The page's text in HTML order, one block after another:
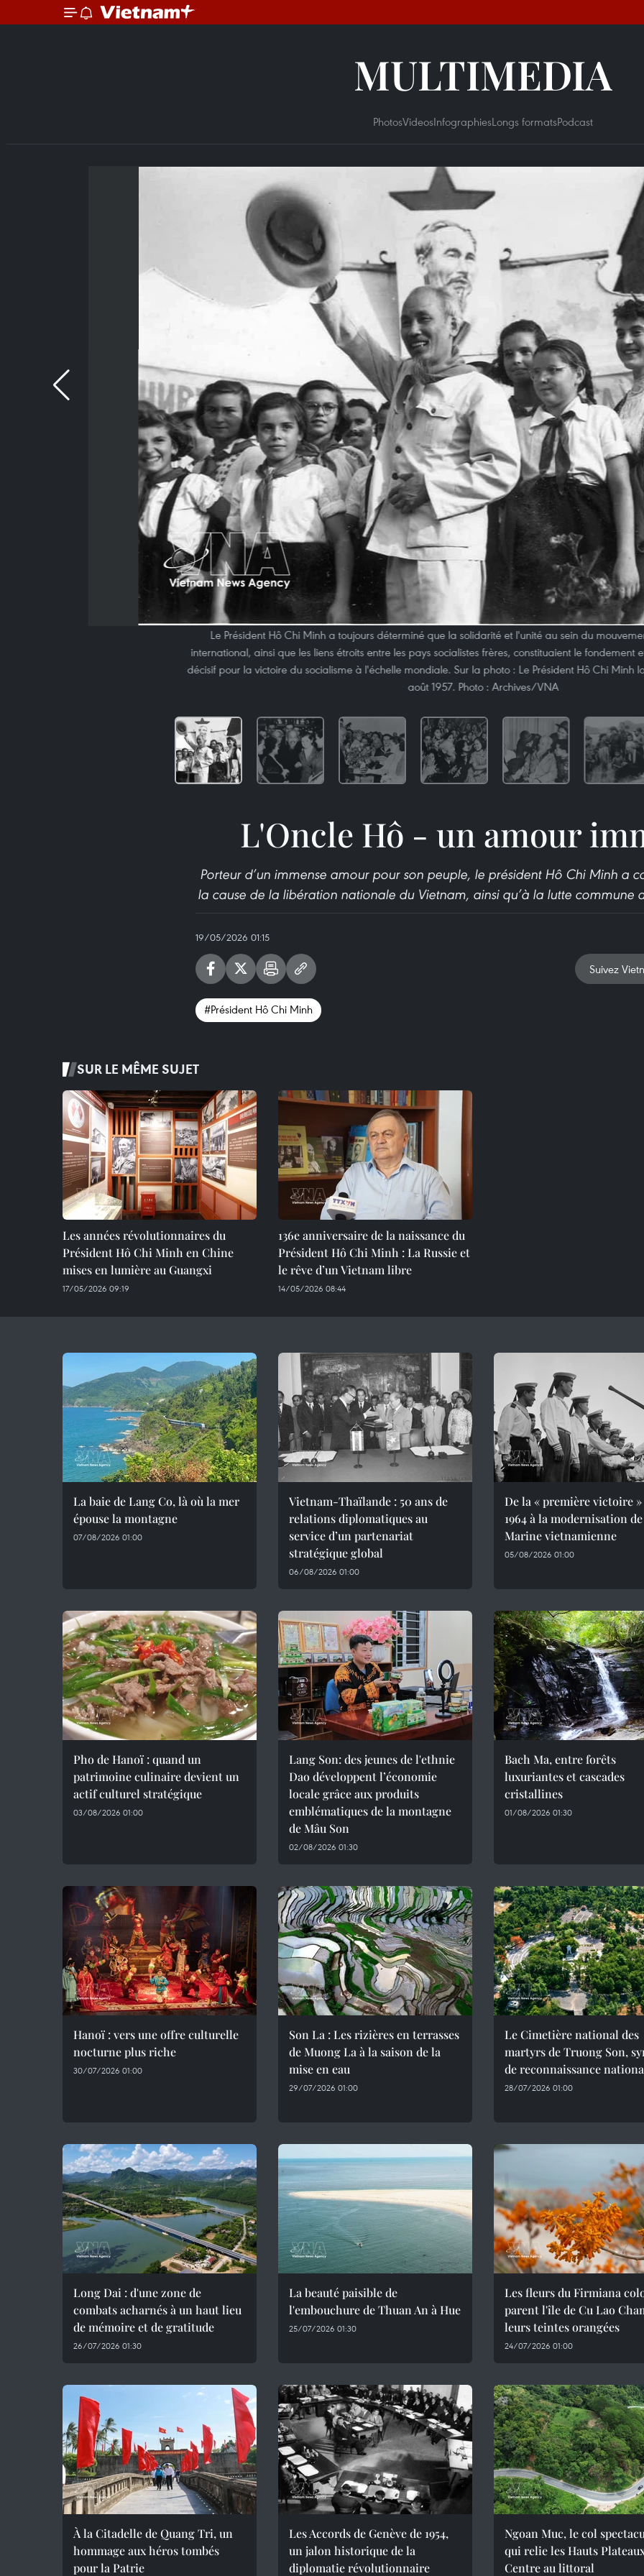
MULTIMEDIA
PhotosVideosInfographiesLongs formatsPodcast
Le Président Hô Chi Minh a toujours déterminé que la solidarité et l'unité au sein du
international, ainsi que les liens étroits entre les pays socialistes frères, constituaient le fondement
décisif pour la victoire du socialisme à l'échelle mondiale. Sur la photo : Le Président Hô Chi Minh
août 1957. Photo : Archives/VNA
L'Oncle Hô - un amour
Porteur d’un immense amour pour son peuple, le président Hô Chi Minh a
la cause de la libération nationale du Vietnam, ainsi qu’à la lutte commune
19/05/2026 01:15
Suivez
#Président Hô Chi Minh
SUR LE MÊME SUJET
Les années révolutionnaires du
Président Hô Chi Minh en Chine
mises en lumière au Guangxi
17/05/2026 09:19
136e anniversaire de la naissance du
Président Hô Chi Minh : La Russie et
le rêve d’un Vietnam libre
14/05/2026 08:44
La baie de Lang Co, là où la mer
épouse la montagne
07/08/2026 01:00
Vietnam-Thaïlande : 50 ans de
relations diplomatiques au
service d’un partenariat
stratégique global
06/08/2026 01:00
De la « première victoire »
1964 à la modernisation
Marine vietnamienne
05/08/2026 01:00
Pho de Hanoï : quand un
patrimoine culinaire devient un
actif culturel stratégique
03/08/2026 01:00
Lang Son: des jeunes de l'ethnie
Dao développent l’économie
locale grâce aux produits
emblématiques de la montagne
de Mâu Son
02/08/2026 01:30
Bach Ma, entre forêts
luxuriantes et cascades
cristallines
01/08/2026 01:30
Hanoï : vers une offre culturelle
nocturne plus riche
30/07/2026 01:00
Son La : Les rizières en terrasses
de Muong La à la saison de la
mise en eau
29/07/2026 01:00
Le Cimetière national des
martyrs de Truong Son,
de reconnaissance
28/07/2026 01:00
Long Dai : d'une zone de
combats acharnés à un haut lieu
de mémoire et de gratitude
26/07/2026 01:30
La beauté paisible de
l'embouchure de Thuan An à Hue
25/07/2026 01:30
Les fleurs du Firmiana
parent l'île de Cu Lao
leurs teintes orangées
24/07/2026 01:00
À la Citadelle de Quang Tri, un
hommage aux héros tombés
pour la Patrie
Les Accords de Genève de 1954,
un jalon historique de la
diplomatie révolutionnaire
Ngoan Muc, le col
qui relie les Hauts
Centre au littoral